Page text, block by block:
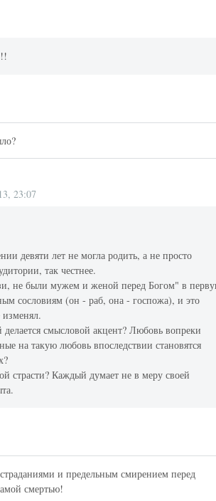
23:07
девяти лет не могла родить, а не просто
так честнее.
не были мужем и женой перед Богом" в
сословиям (он - раб, она - госпожа), и это
делается смысловой акцент? Любовь вопреки
на такую любовь впоследствии становятся
страсти? Каждый думает не в меру своей
и предельным смирением перед
смертью!